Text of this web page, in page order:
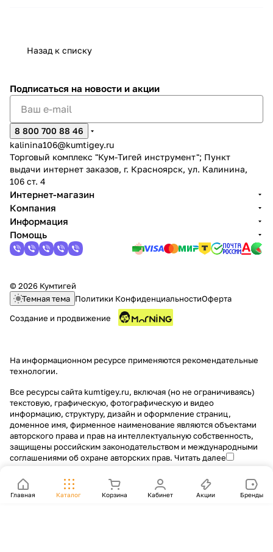
Назад к списку
Главная Каталог Корзина Кабинет Акции Бренды
Подписаться на новости и акции
8 800 700 88 46
kalinina106@kumtigey.ru
Торговый комплекс "Кум-Тигей инструмент"; Пункт
выдачи интернет заказов, г. Красноярск, ул. Калинина,
106 ст. 4
Интернет-магазин
Компания
Информация
Помощь
© 2026 Кумтигей
Темная тема Политики КонфиденциальностиОферта
Создание и продвижение
На информационном ресурсе применяются рекомендательные
технологии.
Все ресурсы сайта kumtigey.ru, включая (но не ограничиваясь)
текстовую, графическую, фотографическую и видео
информацию, структуру, дизайн и оформление страниц,
доменное имя, фирменное наименование являются объектами
авторского права и прав на интеллектуальную собственность,
защищены российским законодательством и международными
соглашениями об охране авторских прав. Читать далее